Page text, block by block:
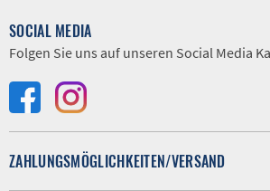
SOCIAL MEDIA
Folgen Sie uns auf unseren Social Media
ZAHLUNGSMÖGLICHKEITEN/VERSAND